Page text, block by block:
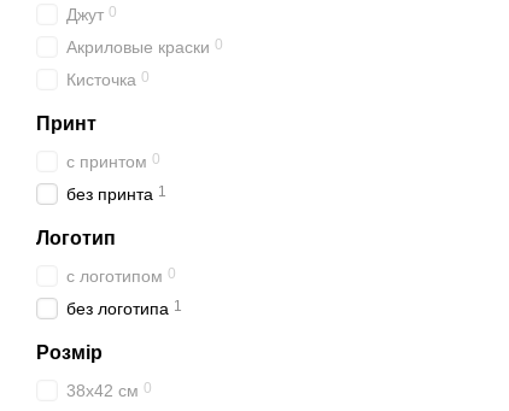
Джут 0
Акриловые краски 0
Кисточка 0
Принт
с принтом 0
без принта 1
Логотип
с логотипом 0
без логотипа 1
Розмір
38x42 см 0